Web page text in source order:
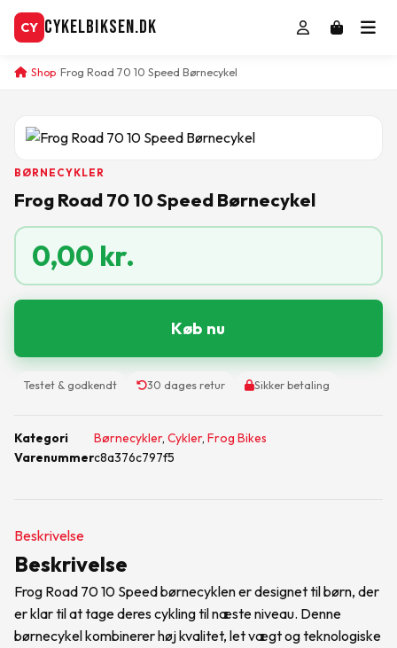
CY CykelBiksen.dk
Shop Frog Road 70 10 Speed Børnecykel
BØRNECYKLER
Frog Road 70 10 Speed Børnecykel
0,00 kr.
Køb nu
Testet & godkendt 30 dages retur Sikker betaling
Kategori Børnecykler, Cykler, Frog Bikes
Varenummerc8a376c797f5
Beskrivelse
Beskrivelse
Frog Road 70 10 Speed børnecyklen er designet til børn, der
er klar til at tage deres cykling til næste niveau. Denne
børnecykel kombinerer høj kvalitet, let vægt og teknologiske